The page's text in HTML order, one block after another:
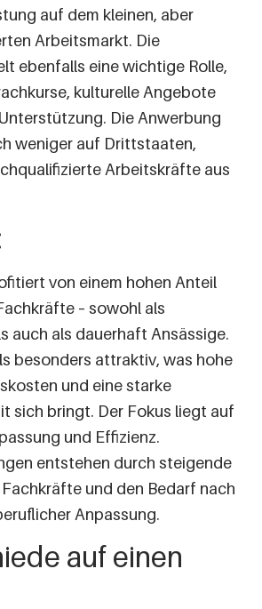
auf dem kleinen, aber
Arbeitsmarkt. Die
ebenfalls eine wichtige Rolle,
kulturelle Angebote
Die Anwerbung
weniger auf Drittstaaten,
Arbeitskräfte aus
von einem hohen Anteil
– sowohl als
auch als dauerhaft Ansässige.
besonders attraktiv, was hohe
und eine starke
sich bringt. Der Fokus liegt auf
und Effizienz.
entstehen durch steigende
und den Bedarf nach
Anpassung.
auf einen